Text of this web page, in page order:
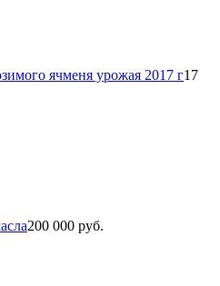
ячменя урожая 2017 г17
200 000 руб.